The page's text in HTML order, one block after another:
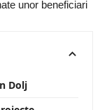
unor beneficiari
Dolj